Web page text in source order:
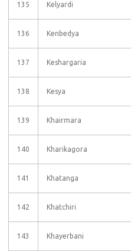
135 Kelyardi
136 Kenbedya
137 Keshargaria
138 Kesya
139 Khairmara
140 Kharikagora
141 Khatanga
142 Khatchiri
143 Khayerbani